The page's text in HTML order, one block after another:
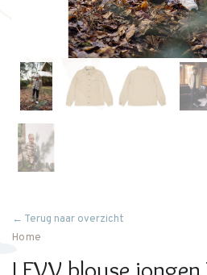
← Terug naar overzicht
Home